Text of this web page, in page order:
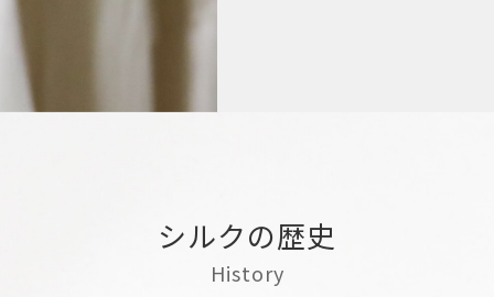
シルクの歴史
History